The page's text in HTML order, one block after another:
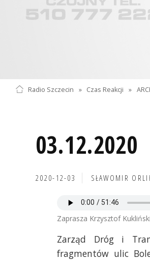
Radio Szczecin » Czas Reakcji »
03.12.2020
2020-12-03 SŁAWOMIR
Zaprasza Krzysztof Kukliński
Zarząd Dróg i
fragmentów ulic